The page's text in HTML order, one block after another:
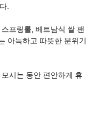
.
프링롤, 베트남식 쌀 팬
아늑하고 따뜻한 분위기
시는 동안 편안하게 휴